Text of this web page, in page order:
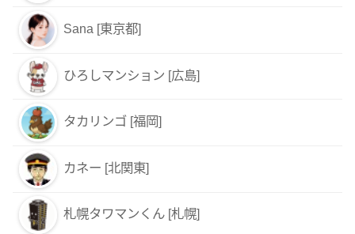
Sana [東京都]
ひろしマンション [広島]
タカリンゴ [福岡]
カネー [北関東]
札幌タワマンくん [札幌]